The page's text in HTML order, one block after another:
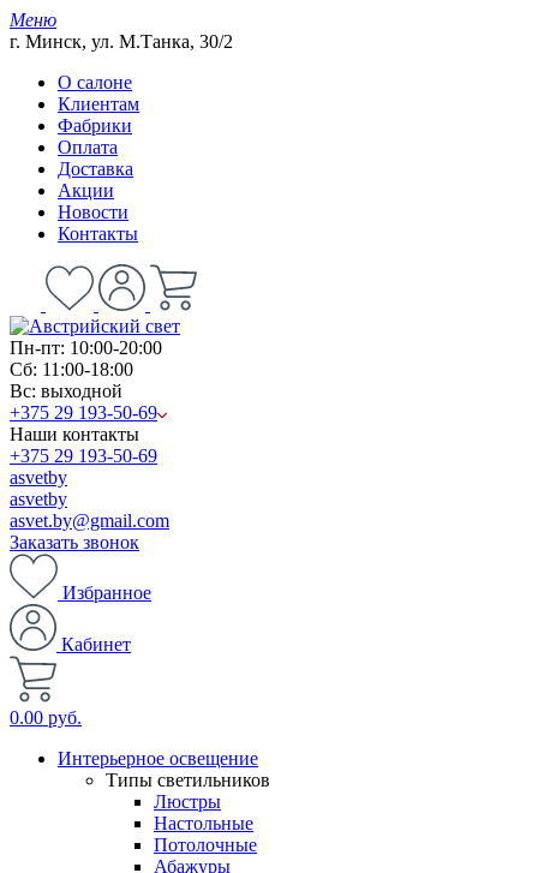
Меню
г. Минск, ул. М.Танка, 30/2
О салоне
Клиентам
Фабрики
Оплата
Доставка
Акции
Новости
Контакты
Пн-пт: 10:00-20:00
Сб: 11:00-18:00
Вс: выходной
+375 29 193-50-69
Наши контакты
+375 29 193-50-69
asvetby
asvetby
asvet.by@gmail.com
Заказать звонок
Избранное
Кабинет
0.00 руб.
Интерьерное освещение
Типы светильников
Люстры
Настольные
Потолочные
Абажуры